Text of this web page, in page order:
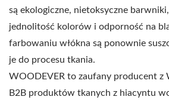
są ekologiczne, nietoksyczne
jednolitość kolorów i odporność na
farbowaniu włókna są ponownie
je do procesu tkania.
WOODEVER to zaufany producent z
B2B produktów tkanych z hiacyntu